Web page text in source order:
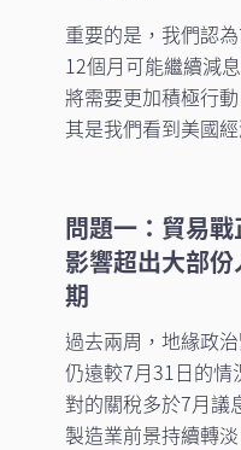
重要的是，我們認
12個月可能繼續減
將需要更加積極行
其是我們看到美國
問題一：貿易戰
影響超出大部
期
過去兩周，地緣政
仍遠較7月31日的情
對的關稅多於7月議
製造業前景持續轉